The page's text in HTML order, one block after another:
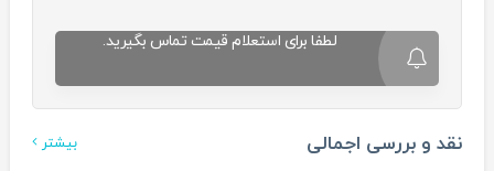
لطفا برای استعلام قیمت تماس بگیرید.
نقد و بررسی اجمالی بیشتر